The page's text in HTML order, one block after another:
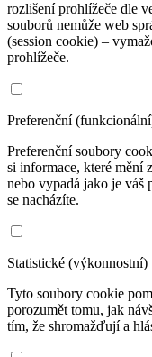
rozlišení prohlížeče dle
souborů nemůže web
(session cookie) –
prohlížeče.
Preferenční
Preferenční soubory
si informace, které mění
nebo vypadá jako je váš
se nacházíte.
Statistické (výkonnostní)
Tyto soubory cookie
porozumět tomu, jak
tím, že shromažďují a